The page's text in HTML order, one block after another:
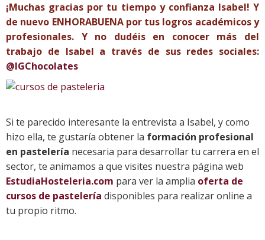
¡Muchas gracias por tu tiempo y confianza Isabel! Y
de nuevo ENHORABUENA por tus logros académicos y
profesionales. Y no dudéis en conocer más del
trabajo de Isabel a través de sus redes sociales:
@IGChocolates
Si te parecido interesante la entrevista a Isabel, y como
hizo ella, te gustaría obtener la formación profesional
en pastelería necesaria para desarrollar tu carrera en el
sector, te animamos a que visites nuestra página web
EstudiaHosteleria.com para ver la amplia oferta de
cursos de pastelería disponibles para realizar online a
tu propio ritmo.